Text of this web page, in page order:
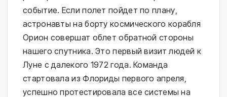
событие. Если полет пойдет по плану,
астронавты на борту космического корабля
Орион совершат облет обратной стороны
нашего спутника. Это первый визит людей к
Луне с далекого 1972 года. Команда
стартовала из Флориды первого апреля,
успешно протестировала все системы на